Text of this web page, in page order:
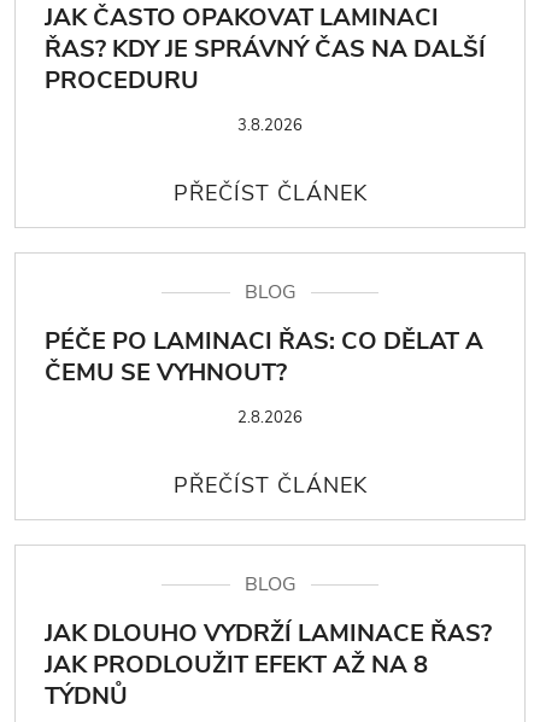
JAK ČASTO OPAKOVAT LAMINACI
ŘAS? KDY JE SPRÁVNÝ ČAS NA DALŠÍ
PROCEDURU
3.8.2026
BLOG
PÉČE PO LAMINACI ŘAS: CO DĚLAT A
ČEMU SE VYHNOUT?
2.8.2026
BLOG
JAK DLOUHO VYDRŽÍ LAMINACE ŘAS?
JAK PRODLOUŽIT EFEKT AŽ NA 8
TÝDNŮ